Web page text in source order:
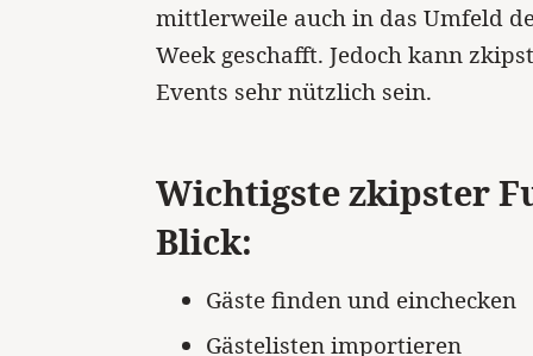
mittlerweile auch in das Umfeld
Week geschafft. Jedoch kann
Events sehr nützlich sein.
Wichtigste zkipster
Blick:
Gäste finden und einchecken
Gästelisten importieren